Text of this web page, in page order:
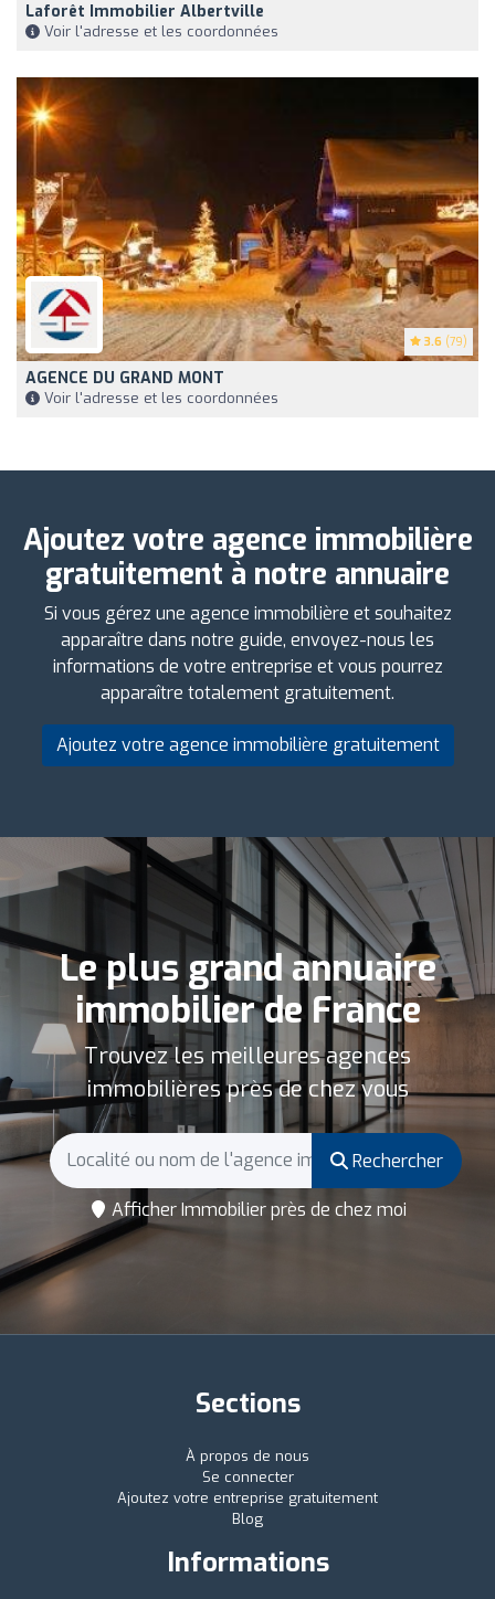
Laforêt Immobilier Albertville
Voir l'adresse et les coordonnées
3.6 (79)
AGENCE DU GRAND MONT
Voir l'adresse et les coordonnées
Ajoutez votre agence immobilière
gratuitement à notre annuaire
Si vous gérez une agence immobilière et souhaitez
apparaître dans notre guide, envoyez-nous les
informations de votre entreprise et vous pourrez
apparaître totalement gratuitement.
Ajoutez votre agence immobilière gratuitement
Le plus grand annuaire
immobilier de France
Trouvez les meilleures agences
immobilières près de chez vous
Rechercher
Afficher Immobilier près de chez moi
Sections
À propos de nous
Se connecter
Ajoutez votre entreprise gratuitement
Blog
Informations